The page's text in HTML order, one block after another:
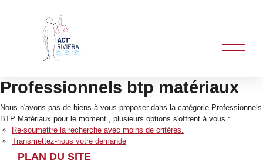
Professionnels btp matériaux
Nous n'avons pas de biens à vous proposer dans la catégorie Professionnels
BTP Matériaux pour le moment , plusieurs options s'offrent à vous :
Re-soumettre la recherche avec moins de critères.
Transmettez-nous votre demande
PLAN DU SITE